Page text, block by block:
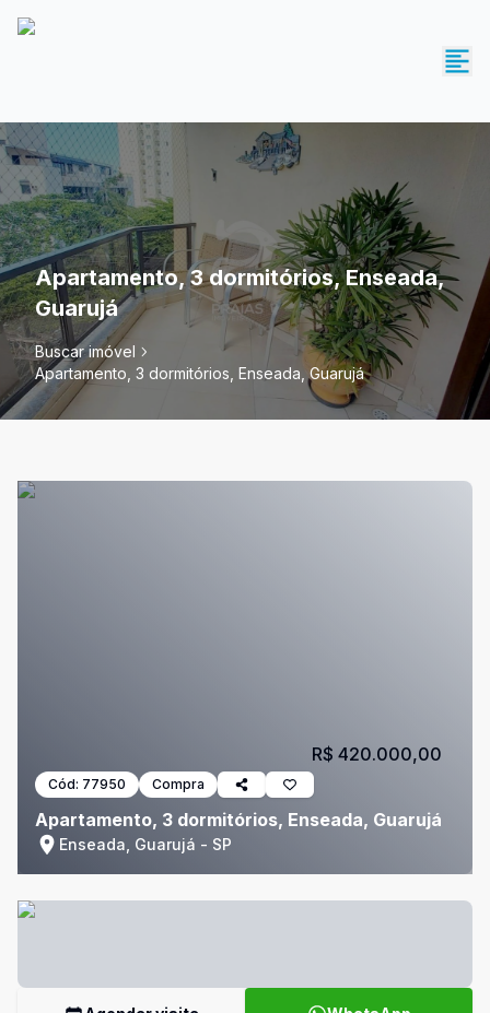
Apartamento, 3 dormitórios, Enseada,
Guarujá
Buscar imóvel
Apartamento, 3 dormitórios, Enseada, Guarujá
Cód: 77950 Compra
Apartamento, 3 dormitórios, Enseada, Guarujá
Enseada, Guarujá - SP
R$ 420.000,00